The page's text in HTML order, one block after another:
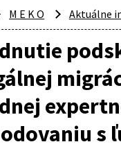
M E K O Aktuálne
s